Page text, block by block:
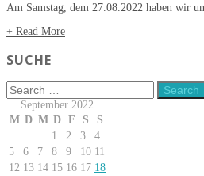
Am Samstag, dem 27.08.2022 haben wir
+ Read More
SUCHE
September 2022
M D M D F S
S
1
2 3
4
5
6 7 8 9 10 11
12 13 14 15 16 17 18